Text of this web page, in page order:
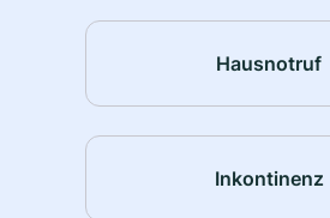
Hausnotruf
Inkontinenz